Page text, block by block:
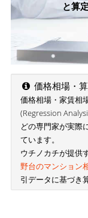
と算
価格相場・
価格相場・家賃相
(Regression
どの専門家が実際
ています。
ウチノカチが提供
野台のマンション
引データに基づき